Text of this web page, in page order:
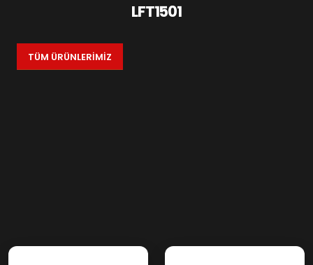
LFT1501
TÜM ÜRÜNLERİMİZ